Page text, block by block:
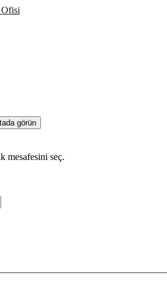
Ofisi
görün
mesafesini seç.